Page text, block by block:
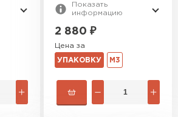
Показать
информацию
2 880 ₽
Цена за
УПАКОВКУ М3